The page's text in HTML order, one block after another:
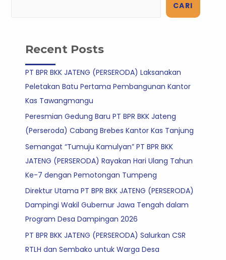
CARI
Recent Posts
PT BPR BKK JATENG (PERSERODA) Laksanakan
Peletakan Batu Pertama Pembangunan Kantor
Kas Tawangmangu
Peresmian Gedung Baru PT BPR BKK Jateng
(Perseroda) Cabang Brebes Kantor Kas Tanjung
Semangat “Tumuju Kamulyan” PT BPR BKK
JATENG (PERSERODA) Rayakan Hari Ulang Tahun
Ke-7 dengan Pemotongan Tumpeng
Direktur Utama PT BPR BKK JATENG (PERSERODA)
Dampingi Wakil Gubernur Jawa Tengah dalam
Program Desa Dampingan 2026
PT BPR BKK JATENG (PERSERODA) Salurkan CSR
RTLH dan Sembako untuk Warga Desa